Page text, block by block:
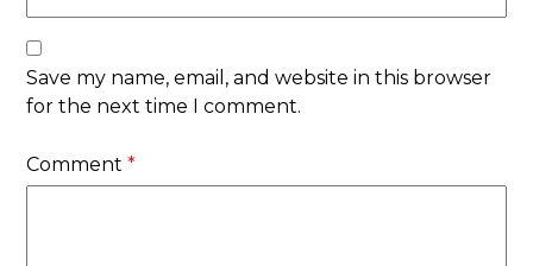
Save my name, email, and website in this browser
for the next time I comment.
Comment*